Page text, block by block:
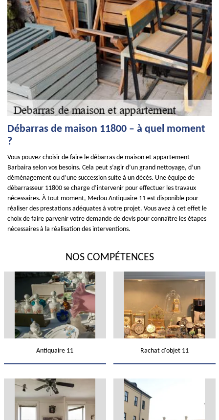
Débarras de maison 11800 – à quel moment
?
Vous pouvez choisir de faire le débarras de maison et appartement
Barbaira selon vos besoins. Cela peut s’agir d’un grand nettoyage, d’un
déménagement ou d’une succession suite à un décès. Une équipe de
débarrasseur 11800 se charge d’intervenir pour effectuer les travaux
nécessaires. À tout moment, Medou Antiquaire 11 est disponible pour
réaliser des prestations adéquates à votre projet. Vous avez à cet effet le
choix de faire parvenir votre demande de devis pour connaître les étapes
nécessaires à la réalisation des interventions.
NOS COMPÉTENCES
Antiquaire 11 Rachat d'objet 11